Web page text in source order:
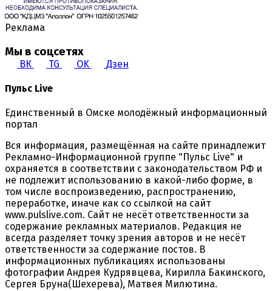
Реклама
Мы в соцсетях
ВК TG OK Дзен
Пульс Live
Единственный в Омске молодёжный информационный
портал
Вся информация, размещённая на сайте принадлежит
Рекламно-Информационной группе "Пульс Live" и
охраняется в соответствии с законодательством РФ и
не подлежит использованию в какой-либо форме, в
том числе воспроизведению, распространению,
переработке, иначе как со ссылкой на сайт
www.pulslive.com. Сайт не несёт ответственности за
содержание рекламных материалов. Редакция не
всегда разделяет точку зрения авторов и не несёт
ответственности за содержание постов. В
информационных публикациях использованы
фотографии Андрея Кудрявцева, Кирилла Бакинского,
Сергея Бруна(Шехерева), Матвея Милютина.